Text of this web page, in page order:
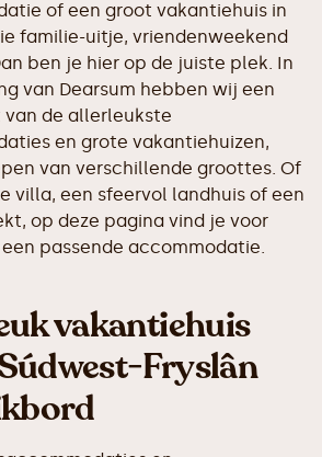
of een groot vakantiehuis in
familie-uitje, vriendenweekend
ben je hier op de juiste plek. In
van Dearsum hebben wij een
de allerleukste
en grote vakantiehuizen,
van verschillende groottes. Of
villa, een sfeervol landhuis of een
op deze pagina vind je voor
passende accommodatie.
vakantiehuis
Fryslân